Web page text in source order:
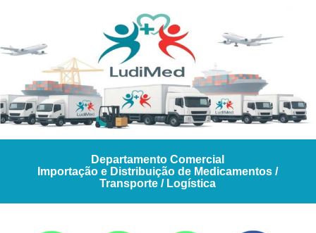
Departamento Comercial
Importação e Distribuição de Medicamentos /
Transporte / Logística